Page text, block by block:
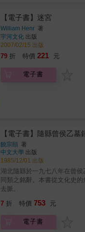
【電子書】迷宮
William Henr 著
宇河文化 出版
2007/02/15 出版
79 折 特價 221 元
電子書
【電子書】隨縣曾侯乙墓
饒宗頤 著
中文大學 出版
1985/12/01 出版
湖北隨縣於一九七八年在曾
同類之銘辭。本書從文化史
去脈。
7 折 特價 753 元
電子書